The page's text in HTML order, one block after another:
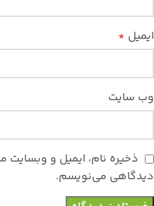
ایمیل *
وب‌ سایت
ذخیره نام، ایمیل و وبسایت
دیدگاهی می‌نویسم.